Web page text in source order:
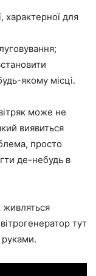
характерної для
якому місці.
може не
виявиться
просто
де-небудь в
тут